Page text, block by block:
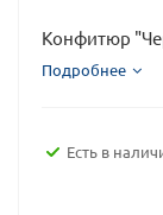
Конфитюр
Подробнее
Есть в